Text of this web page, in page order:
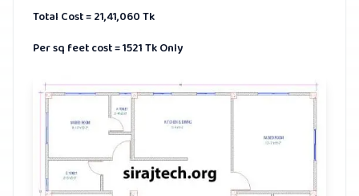
Total Cost = 21,41,060 Tk
Per sq feet cost = 1521 Tk Only